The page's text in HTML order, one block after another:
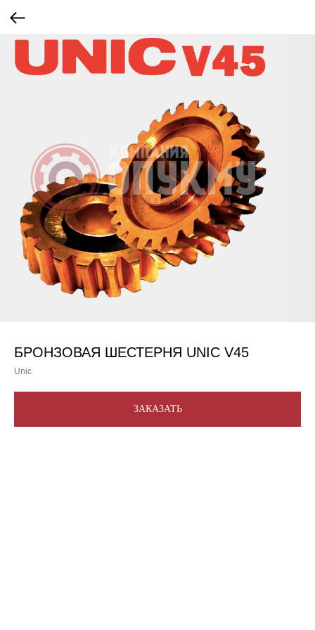
БРОНЗОВАЯ ШЕСТЕРНЯ UNIC V45
Unic
ЗАКАЗАТЬ